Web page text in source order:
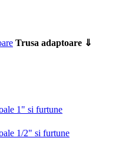
Trusa adaptoare ⇓
1" si furtune
1/2" si furtune